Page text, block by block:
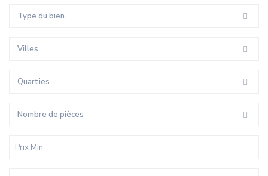
Type du bien
Villes
Quarties
Nombre de pièces